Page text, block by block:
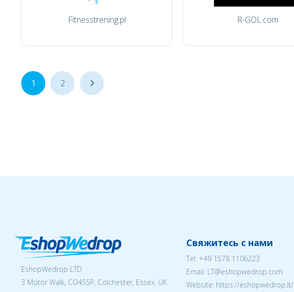
Fitnesstrening.pl R-GOL.com
1 2 ...
EshopWedrop LTD
3 Motor Walk, CO45SP, Colchester, Essex, UK
Свяжитесь с нами
Tel: +49 1578 1106223
Email: LT@eshopwedrop.com
Website: https://eshopwedrop.lt/